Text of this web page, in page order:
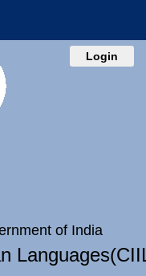
Login
of India